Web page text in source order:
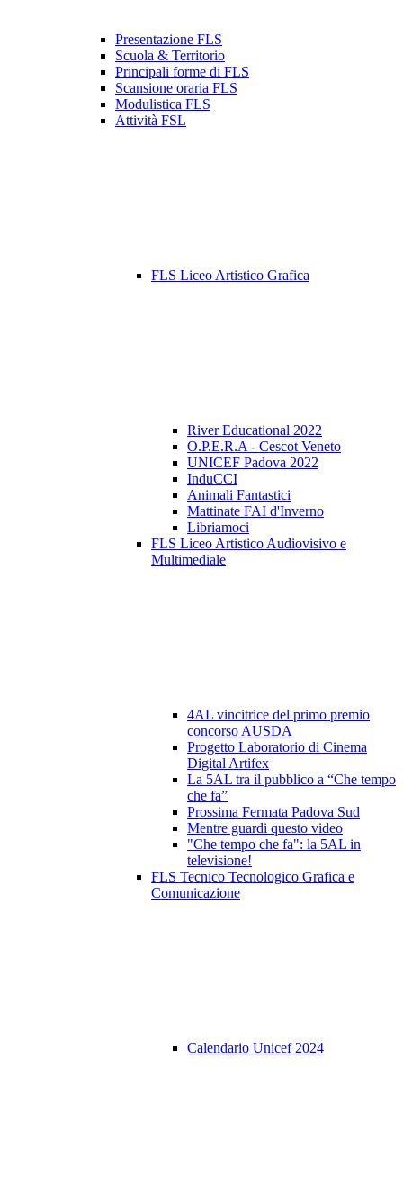
Presentazione FLS
Scuola & Territorio
Principali forme di FLS
Scansione oraria FLS
Modulistica FLS
Attività FSL
FLS Liceo Artistico Grafica
River Educational 2022
O.P.E.R.A - Cescot Veneto
UNICEF Padova 2022
InduCCI
Animali Fantastici
Mattinate FAI d'Inverno
Libriamoci
FLS Liceo Artistico Audiovisivo e
Multimediale
4AL vincitrice del primo premio
concorso AUSDA
Progetto Laboratorio di Cinema
Digital Artifex
La 5AL tra il pubblico a “Che tempo
che fa”
Prossima Fermata Padova Sud
Mentre guardi questo video
"Che tempo che fa": la 5AL in
televisione!
FLS Tecnico Tecnologico Grafica e
Comunicazione
Calendario Unicef 2024